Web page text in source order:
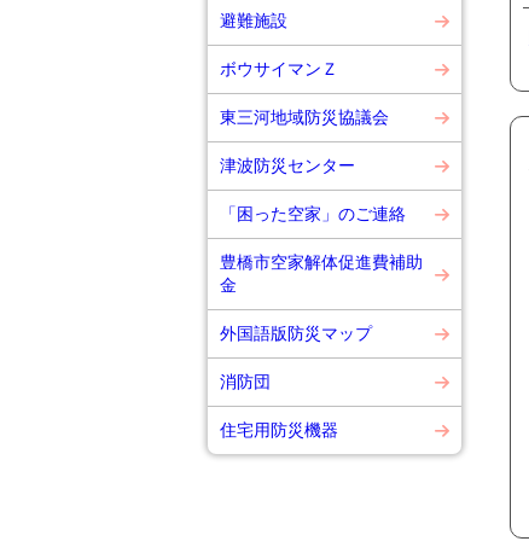
避難施設
ボウサイマンＺ
東三河地域防災協議会
津波防災センター
「困った空家」のご連絡
豊橋市空家解体促進費補助
金
外国語版防災マップ
消防団
住宅用防災機器